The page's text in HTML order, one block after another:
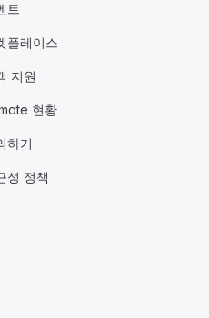
트
플레이스
지원
현황
하기
성 정책